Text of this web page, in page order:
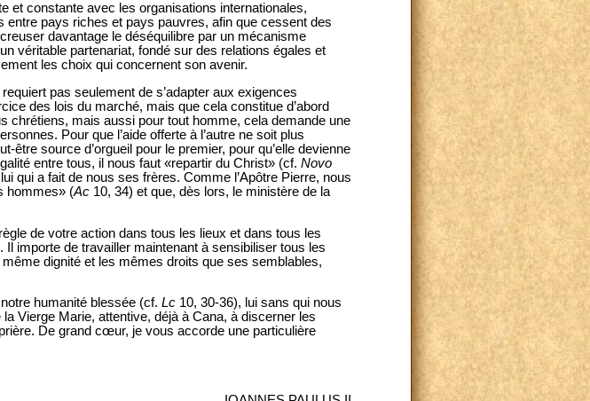
et constante avec les organisations internationales,
entre pays riches et pays pauvres, afin que cessent des
davantage le déséquilibre par un mécanisme
véritable partenariat, fondé sur des relations égales et
les choix qui concernent son avenir.
pas seulement de s’adapter aux exigences
des lois du marché, mais que cela constitue d’abord
chrétiens, mais aussi pour tout homme, cela demande une
Pour que l’aide offerte à l’autre ne soit plus
être source d’orgueil pour le premier, pour qu’elle devienne
entre tous, il nous faut «repartir du Christ» (cf. Novo
qui a fait de nous ses frères. Comme l’Apôtre Pierre, nous
hommes» (Ac 10, 34) et que, dès lors, le ministère de la
de votre action dans tous les lieux et dans tous les
. Il importe de travailler maintenant à sensibiliser tous les
dignité et les mêmes droits que ses semblables,
humanité blessée (cf. Lc 10, 30-36), lui sans qui nous
Vierge Marie, attentive, déjà à Cana, à discerner les
De grand cœur, je vous accorde une particulière